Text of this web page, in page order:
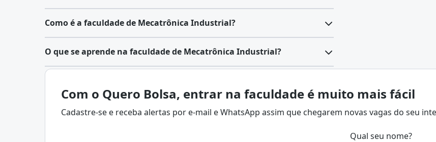
Como é a faculdade de Mecatrônica Industrial?
O que se aprende na faculdade de Mecatrônica Industrial?
Com o Quero Bolsa, entrar na faculdade é muito mais fácil
Cadastre-se e receba alertas por e-mail e WhatsApp assim que chegarem novas vagas do seu
Qual seu nome?